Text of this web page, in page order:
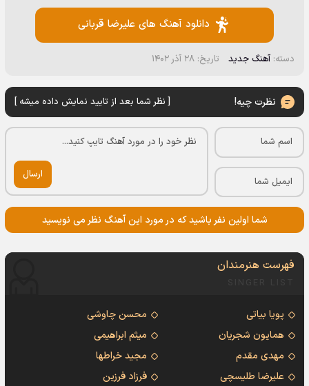
دانلود آهنگ های علیرضا قربانی
دسته: آهنگ جدید تاریخ: ۲۸ آذر ۱۴۰۲
نظرت چیه! [ نظر شما بعد از تایید نمایش داده میشه ]
ارسال
شما اولین نفر باشید که در مورد این آهنگ نظر می نویسید
فهرست هنرمندان
پویا بیاتی
محسن چاوشی
همایون شجریان
میثم ابراهیمی
مهدی مقدم
مجید خراطها
علیرضا طلیسچی
فرزاد فرزین